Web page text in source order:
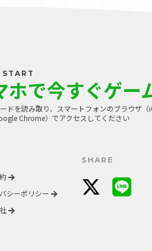
START
ホで今すぐゲー
ドを読み取り、スマートフォンのブラウザ
Chrome）でアクセスしてください
シーポリシー
SHARE